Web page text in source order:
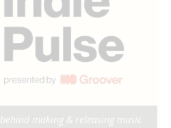
making & releasing music